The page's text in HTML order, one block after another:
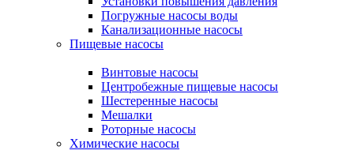
Погружные насосы воды
Канализационные насосы
Пищевые насосы
Винтовые насосы
Центробежные пищевые насосы
Шестеренные насосы
Мешалки
Роторные насосы
Химические насосы